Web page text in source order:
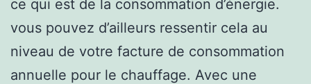
ce qui est de la consommation d’énergie.
vous pouvez d’ailleurs ressentir cela au
niveau de votre facture de consommation
annuelle pour le chauffage. Avec une